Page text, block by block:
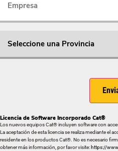
Licencia de Software Incorporado Cat®
Los nuevos equipos Cat® incluyen software con
La aceptación de esta licencia se realiza mediante el
residente en los productos Cat®. No es necesario
obtener más información, por favor visite: https://